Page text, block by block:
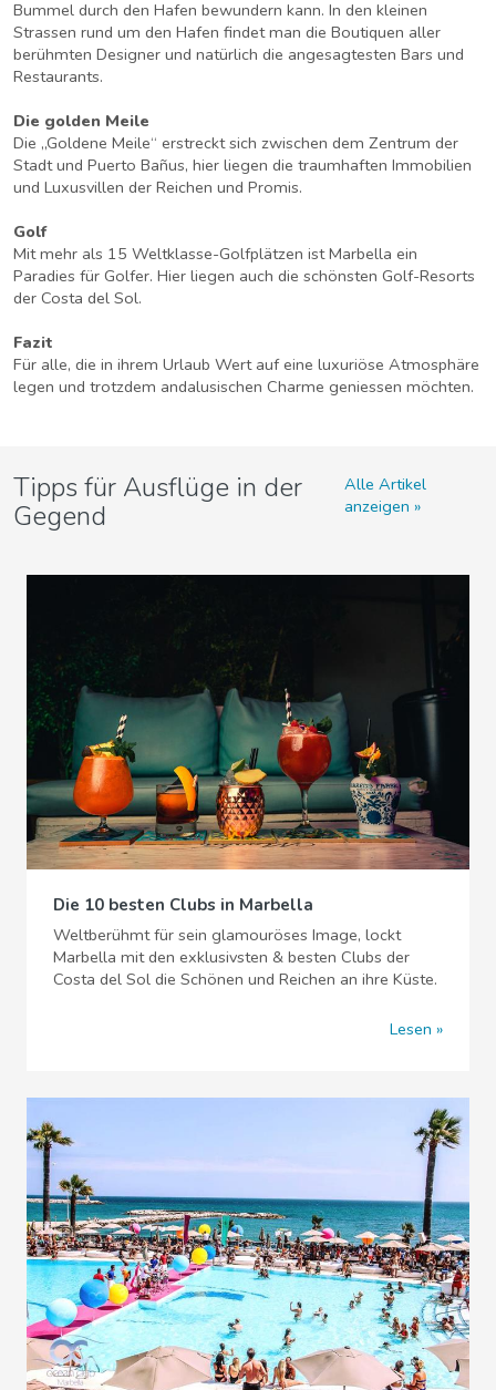
Bummel durch den Hafen bewundern kann. In den kleinen
Strassen rund um den Hafen findet man die Boutiquen aller
berühmten Designer und natürlich die angesagtesten Bars und
Restaurants.
Die golden Meile
Die „Goldene Meile“ erstreckt sich zwischen dem Zentrum der
Stadt und Puerto Bañus, hier liegen die traumhaften Immobilien
und Luxusvillen der Reichen und Promis.
Golf
Mit mehr als 15 Weltklasse-Golfplätzen ist Marbella ein
Paradies für Golfer. Hier liegen auch die schönsten Golf-Resorts
der Costa del Sol.
Fazit
Für alle, die in ihrem Urlaub Wert auf eine luxuriöse Atmosphäre
legen und trotzdem andalusischen Charme geniessen möchten.
Tipps für Ausflüge in der
Gegend
Alle Artikel
anzeigen
Die 10 besten Clubs in Marbella
Weltberühmt für sein glamouröses Image, lockt
Marbella mit den exklusivsten & besten Clubs der
Costa del Sol die Schönen und Reichen an ihre Küste.
Lesen